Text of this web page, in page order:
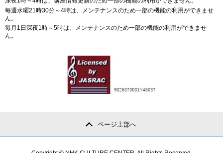
毎週水曜21時30分～4時は、メンテナンスのため一部の機能の利用ができませ
ん。
毎月1日深夜1時～5時は、メンテナンスのため一部の機能の利用ができませ
ん。
ページ上部へ